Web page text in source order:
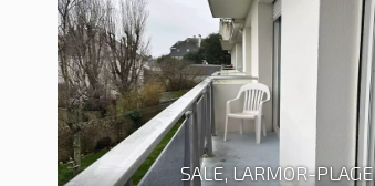
SALE, LARMOR-PLAGE